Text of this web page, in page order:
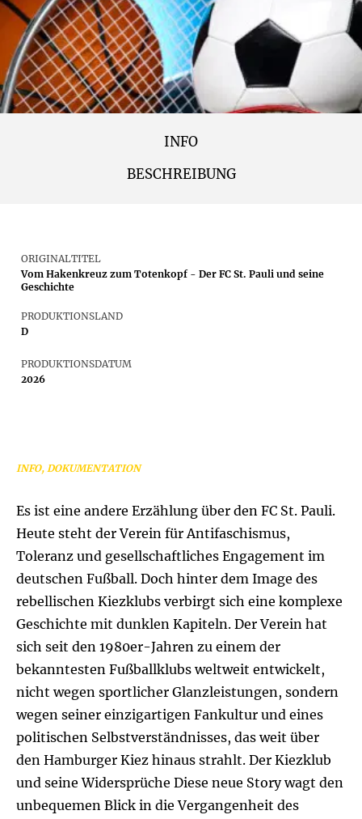
INFO
BESCHREIBUNG
ORIGINALTITEL
Vom Hakenkreuz zum Totenkopf - Der FC St. Pauli und seine
Geschichte
PRODUKTIONSLAND
D
PRODUKTIONSDATUM
2026
INFO, DOKUMENTATION
Es ist eine andere Erzählung über den FC St. Pauli.
Heute steht der Verein für Antifaschismus,
Toleranz und gesellschaftliches Engagement im
deutschen Fußball. Doch hinter dem Image des
rebellischen Kiezklubs verbirgt sich eine komplexe
Geschichte mit dunklen Kapiteln. Der Verein hat
sich seit den 1980er-Jahren zu einem der
bekanntesten Fußballklubs weltweit entwickelt,
nicht wegen sportlicher Glanzleistungen, sondern
wegen seiner einzigartigen Fankultur und eines
politischen Selbstverständnisses, das weit über
den Hamburger Kiez hinaus strahlt. Der Kiezklub
und seine Widersprüche Diese neue Story wagt den
unbequemen Blick in die Vergangenheit des